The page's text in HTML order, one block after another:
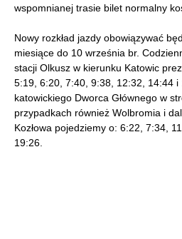
wspomnianej trasie bilet normalny
Nowy rozkład jazdy obowiązywać
miesiące do 10 września br.
stacji Olkusz w kierunku Katowic
5:19, 6:20, 7:40, 9:38, 12:32, 14:44
katowickiego Dworca Głównego w
przypadkach również Wolbromia i
Kozłowa pojedziemy o: 6:22, 7:34,
19:26.